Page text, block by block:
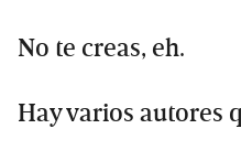
No te creas, eh.
Hay varios autores